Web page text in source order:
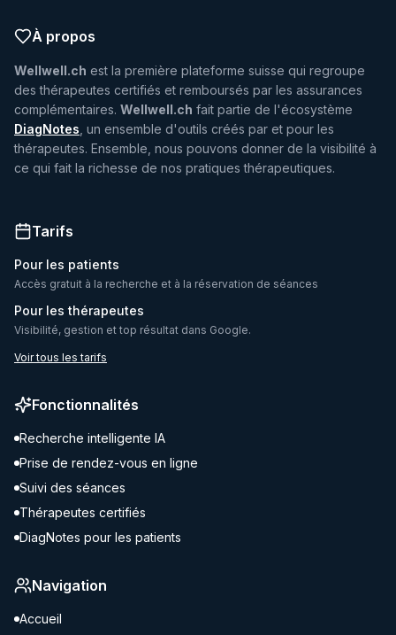
À propos
Wellwell.ch est la première plateforme suisse qui regroupe
des thérapeutes certifiés et remboursés par les assurances
complémentaires. Wellwell.ch fait partie de l'écosystème
DiagNotes , un ensemble d'outils créés par et pour les
thérapeutes. Ensemble, nous pouvons donner de la visibilité à
ce qui fait la richesse de nos pratiques thérapeutiques.
Tarifs
Pour les patients
Accès gratuit à la recherche et à la réservation de séances
Pour les thérapeutes
Visibilité, gestion et top résultat dans Google.
Voir tous les tarifs
Fonctionnalités
Recherche intelligente IA
Prise de rendez-vous en ligne
Suivi des séances
Thérapeutes certifiés
DiagNotes pour les patients
Navigation
Accueil